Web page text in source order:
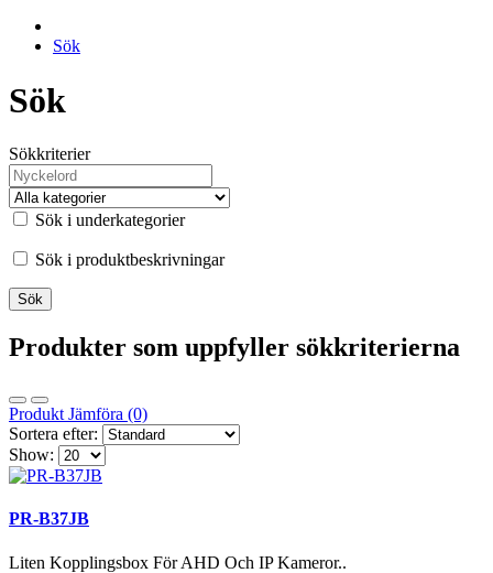
Sök
Sök
Sökkriterier
Sök i underkategorier
Sök i produktbeskrivningar
Produkter som uppfyller sökkriterierna
Produkt Jämföra (0)
Sortera efter:
Show:
PR-B37JB
Liten Kopplingsbox För AHD Och IP Kameror..